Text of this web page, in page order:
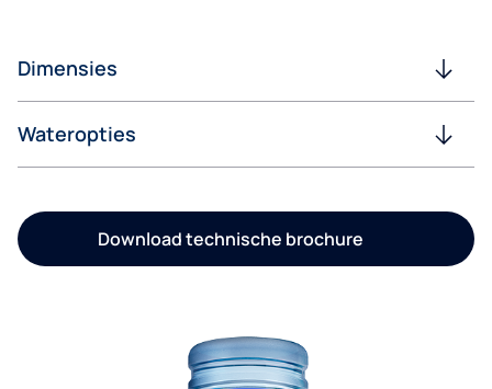
Dimensies
Wateropties
Download technische brochure